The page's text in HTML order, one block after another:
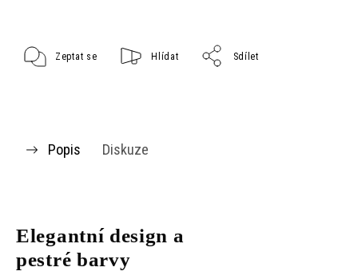
Zeptat se Hlídat Sdílet
Popis Diskuze
Elegantní design a
pestré barvy